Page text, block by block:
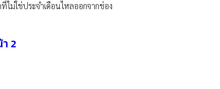
ม่ใช่ประจำเดือนไหลออกจากช่อง
2